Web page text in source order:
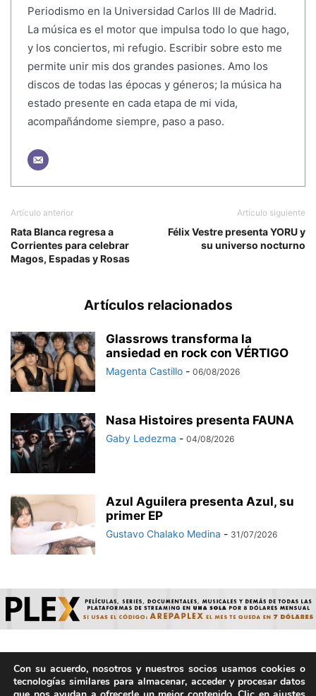
Periodismo en la Universidad Carlos III de Madrid.
La música es el motor que impulsa todo lo que hago,
y los conciertos, mi refugio. Escribir sobre esto me
permite unir mis dos grandes pasiones. Amo los
discos de todas las épocas y géneros; la música ha
estado presente en cada etapa de mi vida,
acompañándome siempre, paso a paso.
Artículo anterior
Rata Blanca regresa a
Corrientes para celebrar
Magos, Espadas y Rosas
Artículo siguiente
Félix Vestre presenta YORU y
su universo nocturno
Artículos relacionados
Glassrows transforma la
ansiedad en rock con VÉRTIGO
Magenta Castillo - 06/08/2026
Nasa Histoires presenta FAUNA
Gaby Ledezma - 04/08/2026
Azul Aguilera presenta Azul, su
primer EP
Gustavo Chalako Medina - 31/07/2026
© ArepaVolatil.Com 2021-2025 - Hecho por humanos, no por
IA. | Todos los derechos reservados.
Con su acuerdo, nosotros y nuestros socios usamos cookies o
tecnologías similares para almacenar, acceder y procesar datos